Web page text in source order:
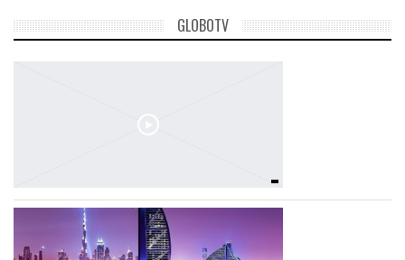
GLOBOTV
LINKTR.EE
GLOBOTV